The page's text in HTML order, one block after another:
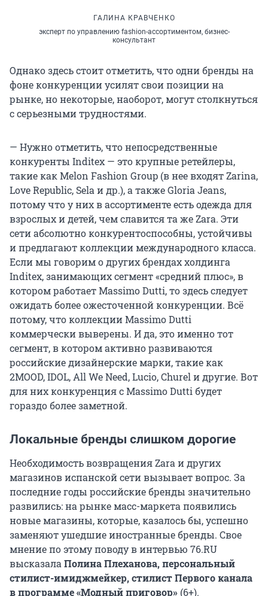
ГАЛИНА КРАВЧЕНКО
эксперт по управлению fashion-ассортиментом, бизнес-
консультант
Однако здесь стоит отметить, что одни бренды на
фоне конкуренции усилят свои позиции на
рынке, но некоторые, наоборот, могут столкнуться
с серьезными трудностями.
— Нужно отметить, что непосредственные
конкуренты Inditex — это крупные ретейлеры,
такие как Melon Fashion Group (в нее входят Zarina,
Love Republic, Sela и др.), а также Gloria Jeans,
потому что у них в ассортименте есть одежда для
взрослых и детей, чем славится та же Zara. Эти
сети абсолютно конкурентоспособны, устойчивы
и предлагают коллекции международного класса.
Если мы говорим о других брендах холдинга
Inditex, занимающих сегмент «средний плюс», в
котором работает Massimo Dutti, то здесь следует
ожидать более ожесточенной конкуренции. Всё
потому, что коллекции Massimo Dutti
коммерчески выверены. И да, это именно тот
сегмент, в котором активно развиваются
российские дизайнерские марки, такие как
2MOOD, IDOL, All We Need, Lucio, Churel и другие. Вот
для них конкуренция с Massimo Dutti будет
гораздо более заметной.
Локальные бренды слишком дорогие
Необходимость возвращения Zara и других
магазинов испанской сети вызывает вопрос. За
последние годы российские бренды значительно
развились: на рынке масс-маркета появились
новые магазины, которые, казалось бы, успешно
заменяют ушедшие иностранные бренды. Свое
мнение по этому поводу в интервью 76.RU
высказалаПолина Плеханова, персональный
стилист-имиджмейкер, стилист Первого канала
в программе «Модный приговор» (6+).